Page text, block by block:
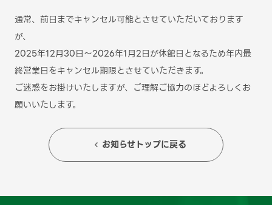
通常、前日までキャンセル可能とさせていただいております
が、
2025年12月30日～2026年1月2日が休館日となるため年内最
終営業日をキャンセル期限とさせていただきます。
ご迷惑をお掛けいたしますが、ご理解ご協力のほどよろしくお
願いいたします。
 お知らせトップに戻る